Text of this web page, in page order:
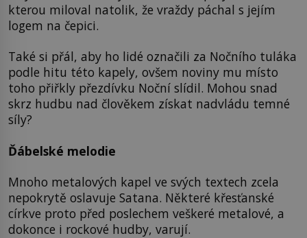
kterou miloval natolik, že vraždy páchal s jejím
logem na čepici.
Také si přál, aby ho lidé označili za Nočního tuláka
podle hitu této kapely, ovšem noviny mu místo
toho přiřkly přezdívku Noční slídil. Mohou snad
skrz hudbu nad člověkem získat nadvládu temné
síly?
Ďábelské melodie
Mnoho metalových kapel ve svých textech zcela
nepokrytě oslavuje Satana. Některé křesťanské
církve proto před poslechem veškeré metalové, a
dokonce i rockové hudby, varují.